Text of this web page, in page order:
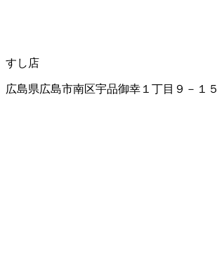
すし店
広島県広島市南区宇品御幸１丁目９－１５